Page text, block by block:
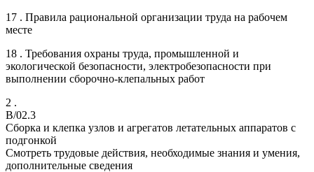
17 . Правила рациональной организации труда на рабочем
месте
18 . Требования охраны труда, промышленной и
экологической безопасности, электробезопасности при
выполнении сборочно-клепальных работ
2 .
B/02.3
Сборка и клепка узлов и агрегатов летательных аппаратов с
подгонкой
Смотреть трудовые действия, необходимые знания и умения,
дополнительные сведения